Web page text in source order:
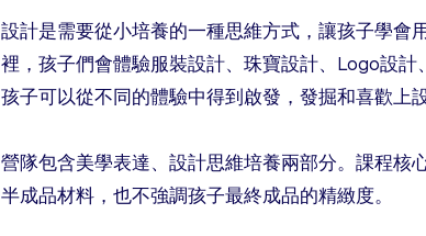
設計是需要從小培養的一種思維方式，讓孩子學會
裡，孩子們會體驗服裝設計、珠寶設計、Logo設計
孩子可以從不同的體驗中得到啟發，發掘和喜歡上設
營隊包含美學表達、設計思維培養兩部分。課程核
半成品材料，也不強調孩子最終成品的精緻度。